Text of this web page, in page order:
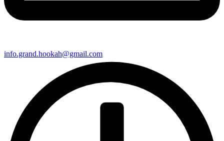
info.grand.hookah@gmail.com